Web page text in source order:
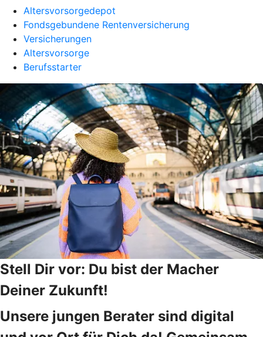
Altersvorsorgedepot
Fondsgebundene Rentenversicherung
Versicherungen
Altersvorsorge
Berufsstarter
Stell Dir vor: Du bist der Macher
Deiner Zukunft!
Unsere jungen Berater sind digital